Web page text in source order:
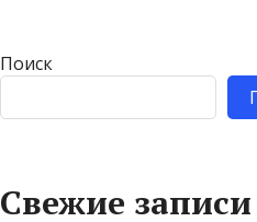
Поиск
Свежие записи